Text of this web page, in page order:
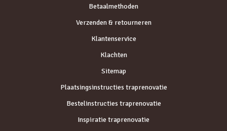
Betaalmethoden
Verzenden & retourneren
Klantenservice
Klachten
Sitemap
Plaatsingsinstructies traprenovatie
Bestelinstructies traprenovatie
Inspiratie traprenovatie